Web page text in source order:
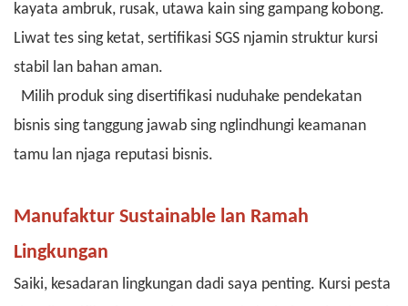
kayata ambruk, rusak, utawa kain sing gampang kobong.
Liwat tes sing ketat, sertifikasi SGS njamin struktur kursi
stabil lan bahan aman.
Milih produk sing disertifikasi nuduhake pendekatan
bisnis sing tanggung jawab sing nglindhungi keamanan
tamu lan njaga reputasi bisnis.
Manufaktur Sustainable lan Ramah
Lingkungan
Saiki, kesadaran lingkungan dadi saya penting. Kursi pesta